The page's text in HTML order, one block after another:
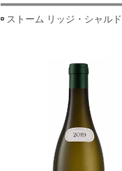
ストーム リッジ・シャル